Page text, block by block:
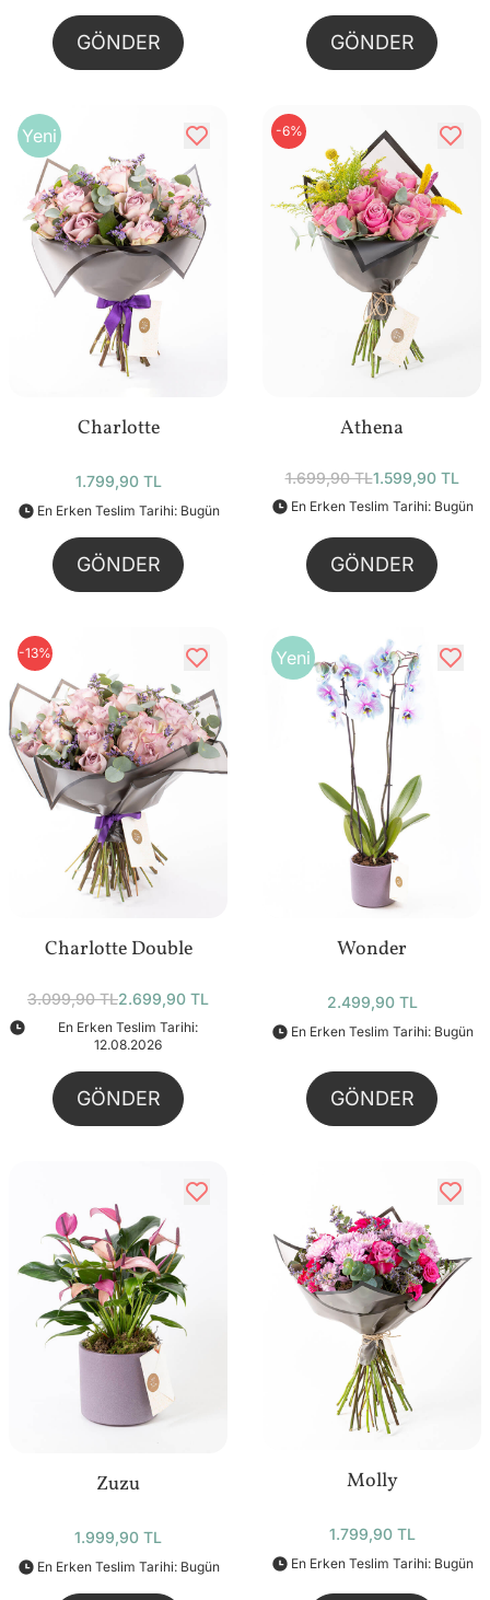
GÖNDER GÖNDER
Yeni
Charlotte
1.799,90 TL
En Erken Teslim Tarihi: Bugün
GÖNDER
-6%
Athena
1.699,90 TL1.599,90 TL
En Erken Teslim Tarihi: Bugün
GÖNDER
-13%
Charlotte Double
3.099,90 TL2.699,90 TL
En Erken Teslim Tarihi:
12.08.2026
GÖNDER
Yeni
Wonder
2.499,90 TL
En Erken Teslim Tarihi: Bugün
GÖNDER
Zuzu
1.999,90 TL
En Erken Teslim Tarihi: Bugün
Molly
1.799,90 TL
En Erken Teslim Tarihi: Bugün